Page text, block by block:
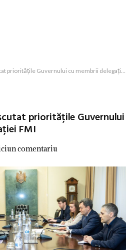
prioritățile Guvernului cu membrii delegației FMI
prioritățile Guvernului
FMI
comentariu